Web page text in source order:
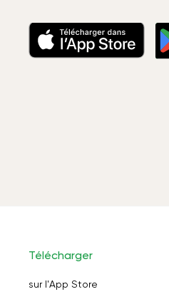
Télécharger
sur l'App Store